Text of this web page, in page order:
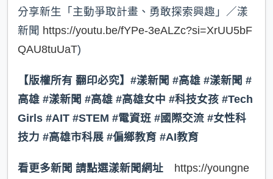
分享新生「主動爭取計畫、勇敢探索興趣」／漾
新聞 https://youtu.be/fYPe-3eALZc?si=XrUU5bF
QAU8tuUaT)
【版權所有 翻印必究】#漾新聞 #高雄 #漾新聞 #
高雄 #漾新聞 #高雄 #高雄女中 #科技女孩 #Tech
Girls #AIT #STEM #電資班 #國際交流 #女性科
技力 #高雄市科展 #偏鄉教育 #AI教育
看更多新聞 請點選漾新聞網址 https://youngne